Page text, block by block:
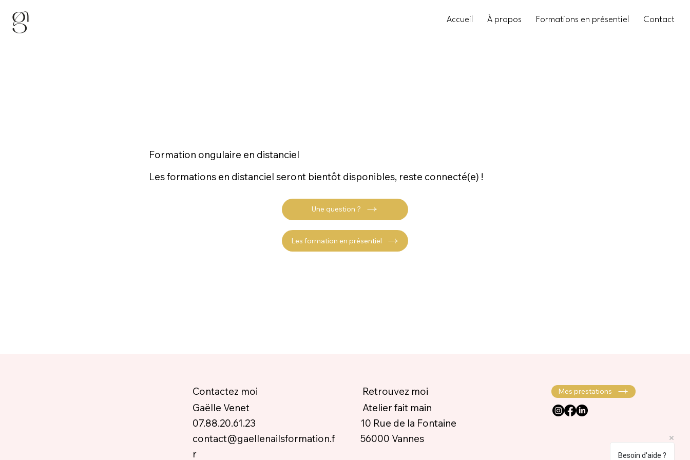
Accueil À propos Formations en présentiel Contact
Formation ongulaire en distanciel
Les formations en distanciel seront bientôt disponibles, reste connecté(e) !
Une question ?
Les formation en présentiel
Contactez moi
Gaëlle Venet
07.88.20.61.23
contact@gaellenailsformation.f
r
Retrouvez moi
Atelier fait main
10 Rue de la Fontaine
56000 Vannes
Mes prestations
Besoin d'aide ?